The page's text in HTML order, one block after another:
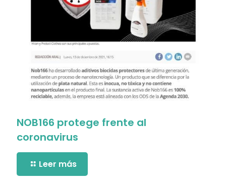
NOB166 protege frente al
coronavirus
Leer más